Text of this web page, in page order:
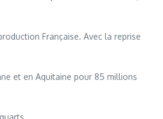
Française. Avec la reprise
et en Aquitaine pour 85 millions